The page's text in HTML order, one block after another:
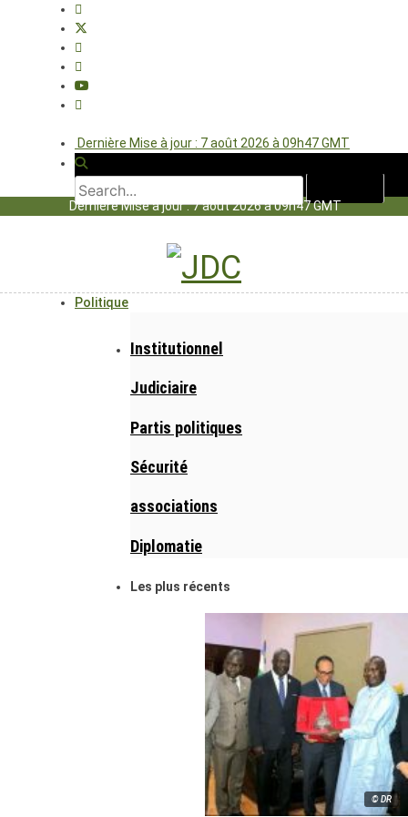
Dernière Mise à jour : 7 août 2026 à 09h47 GMT
Dernière Mise à jour : 7 août 2026 à 09h47 GMT
Politique
Institutionnel
Judiciaire
Partis politiques
Sécurité
associations
Diplomatie
Les plus récents
© DR